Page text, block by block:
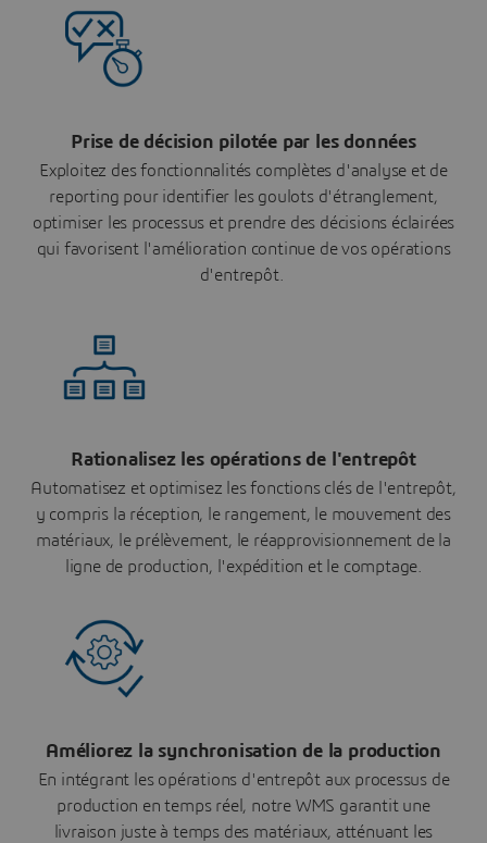
Prise de décision pilotée par les données
Exploitez des fonctionnalités complètes d'analyse et de
reporting pour identifier les goulots d'étranglement,
optimiser les processus et prendre des décisions éclairées
qui favorisent l'amélioration continue de vos opérations
d'entrepôt.
Rationalisez les opérations de l'entrepôt
Automatisez et optimisez les fonctions clés de l'entrepôt,
y compris la réception, le rangement, le mouvement des
matériaux, le prélèvement, le réapprovisionnement de la
ligne de production, l'expédition et le comptage.
Améliorez la synchronisation de la production
En intégrant les opérations d'entrepôt aux processus de
production en temps réel, notre WMS garantit une
livraison juste à temps des matériaux, atténuant les